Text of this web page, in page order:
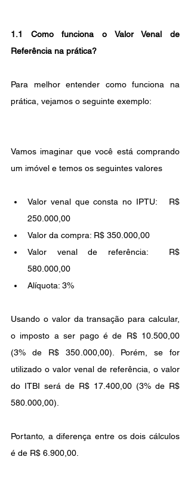
1.1 Como funciona o Valor Venal de
Referência na prática?
Para melhor entender como funciona na
prática, vejamos o seguinte exemplo:
Vamos imaginar que você está comprando
um imóvel e temos os seguintes valores
Valor venal que consta no IPTU:   R$
250.000,00
Valor da compra: R$ 350.000,00
Valor venal de referência:  R$
580.000,00
Alíquota: 3%
Usando o valor da transação para calcular,
o imposto a ser pago é de R$ 10.500,00
(3% de R$ 350.000,00). Porém, se for
utilizado o valor venal de referência, o valor
do ITBI será de R$ 17.400,00 (3% de R$
580.000,00).
Portanto, a diferença entre os dois cálculos
é de R$ 6.900,00.